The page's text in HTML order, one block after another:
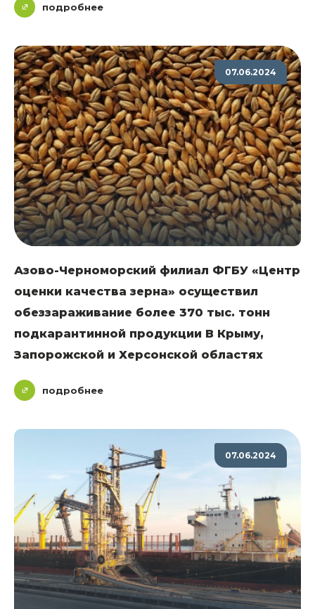
подробнее
07.06.2024
Азово-Черноморский филиал ФГБУ «Центр
оценки качества зерна» осуществил
обеззараживание более 370 тыс. тонн
подкарантинной продукции В Крыму,
Запорожской и Херсонской областях
подробнее
07.06.2024